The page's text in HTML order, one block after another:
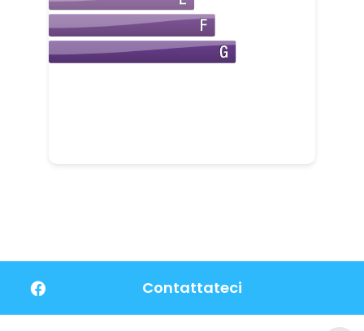
Contattateci